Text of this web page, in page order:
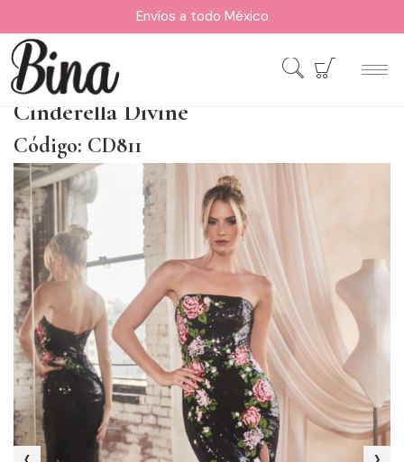
Envíos a todo México
Cinderella Divine
Código: CD811